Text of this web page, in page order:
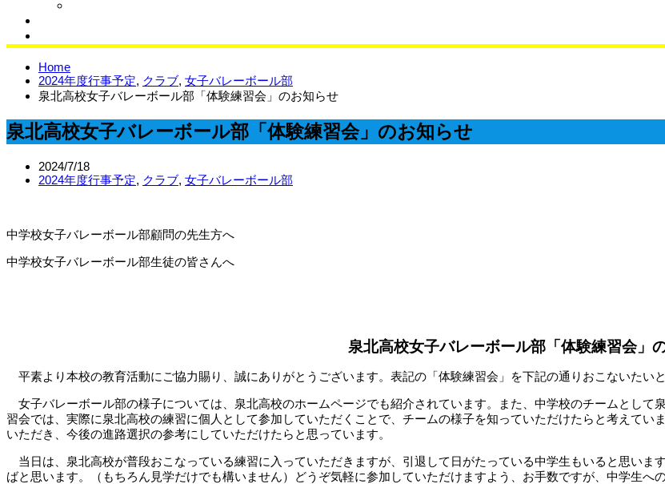
Home
2024年度行事予定, クラブ, 女子バレーボール部
泉北高校女子バレーボール部「体験練習会」のお知らせ
泉北高校女子バレーボール部「体験練習会」のお知らせ
2024/7/18
2024年度行事予定, クラブ, 女子バレーボール部
中学校女子バレーボール部顧問の先生方へ
中学校女子バレーボール部生徒の皆さんへ
泉北高校女子バレーボール部「体験練習会」
平素より本校の教育活動にご協力賜り、誠にありがとうございます。表記の「体験練習会」を下記の通りおこないたい
女子バレーボール部の様子については、泉北高校のホームページでも紹介されています。また、中学校のチームとして
習会では、実際に泉北高校の練習に個人として参加していただくことで、チームの様子を知っていただけたらと考えて
いただき、今後の進路選択の参考にしていただけたらと思っています。
当日は、泉北高校が普段おこなっている練習に入っていただきますが、引退して日がたっている中学生もいると思いま
ばと思います。（もちろん見学だけでも構いません）どうぞ気軽に参加していただけますよう、お手数ですが、中学生へ